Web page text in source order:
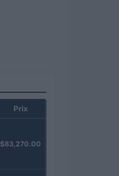
Prix
$83,270.00